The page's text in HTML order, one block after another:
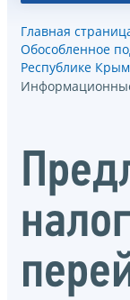
Главная
Обособленное
Республике